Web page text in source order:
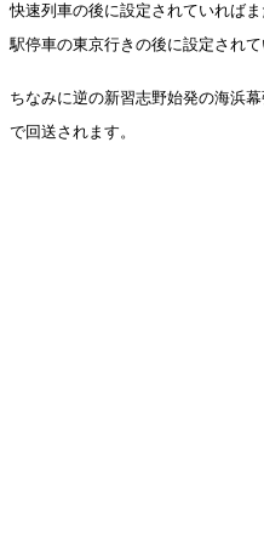
快速列車の後に設定されていれば
駅停車の東京行きの後に設定され
ちなみに逆の新習志野始発の海浜
で回送されます。